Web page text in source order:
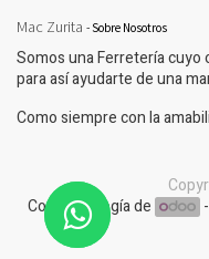
Mac Zurita - Sobre Nosotros
Somos una Ferretería
para así ayudarte de una
Como siempre con la
Con tecnología de